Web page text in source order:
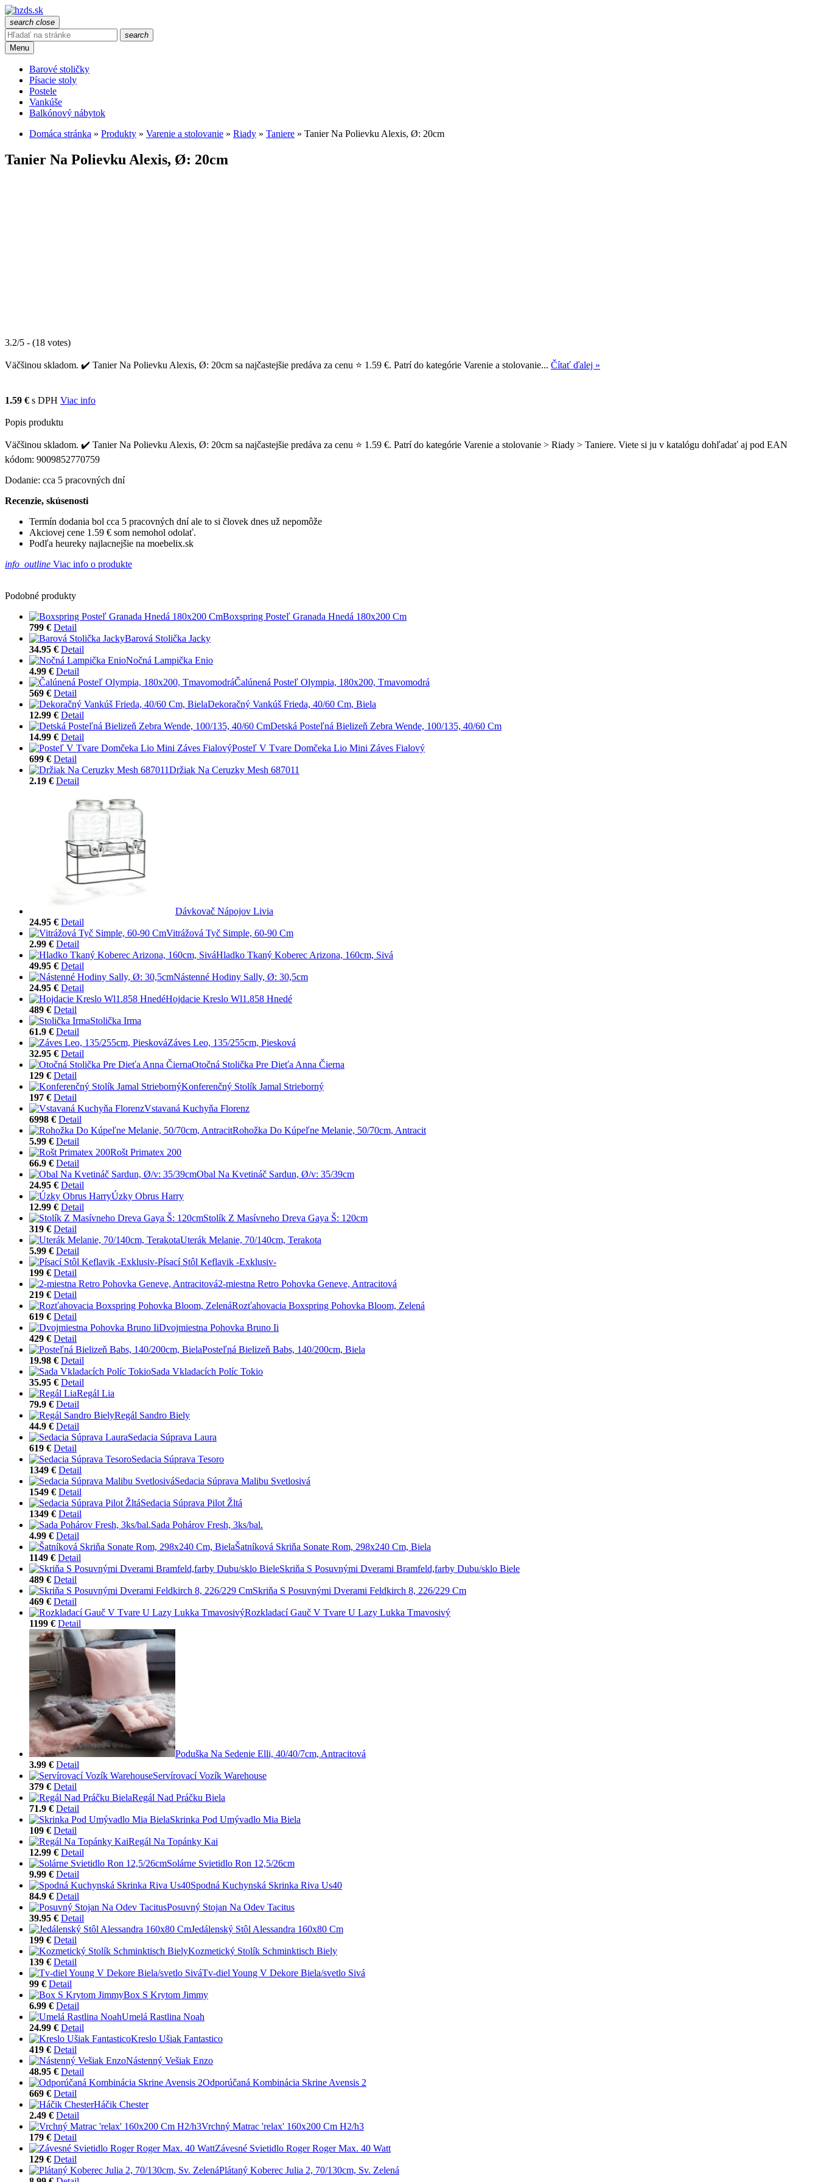
search close
search
Menu
Barové stoličky
Písacie stoly
Postele
Vankúše
Balkónový nábytok
Domáca stránka » Produkty » Varenie a stolovanie » Riady » Taniere » Tanier Na Polievku Alexis, Ø: 20cm
Tanier Na Polievku Alexis, Ø: 20cm
3.2/5 - (18 votes)
Väčšinou skladom. ✔️ Tanier Na Polievku Alexis, Ø: 20cm sa najčastejšie predáva za cenu ⭐ 1.59 €. Patrí do kategórie Varenie a stolovanie... Čítať ďalej »
1.59 € s DPH Viac info
Popis produktu
Väčšinou skladom. ✔️ Tanier Na Polievku Alexis, Ø: 20cm sa najčastejšie predáva za cenu ⭐ 1.59 €. Patrí do kategórie Varenie a stolovanie > Riady > Taniere. Viete si ju v katalógu dohľadať aj pod EAN
kódom: 9009852770759
Dodanie: cca 5 pracovných dní
Recenzie, skúsenosti
Termín dodania bol cca 5 pracovných dní ale to si človek dnes už nepomôže
Akciovej cene 1.59 € som nemohol odolať.
Podľa heureky najlacnejšie na moebelix.sk
info_outline Viac info o produkte
Podobné produkty
Boxspring Posteľ Granada Hnedá 180x200 Cm
799 € Detail
Barová Stolička Jacky
34.95 € Detail
Nočná Lampička Enio
4.99 € Detail
Čalúnená Posteľ Olympia, 180x200, Tmavomodrá
569 € Detail
Dekoračný Vankúš Frieda, 40/60 Cm, Biela
12.99 € Detail
Detská Posteľná Bielizeň Zebra Wende, 100/135, 40/60 Cm
14.99 € Detail
Posteľ V Tvare Domčeka Lio Mini Záves Fialový
699 € Detail
Držiak Na Ceruzky Mesh 687011
2.19 € Detail
Dávkovač Nápojov Livia
24.95 € Detail
Vitrážová Tyč Simple, 60-90 Cm
2.99 € Detail
Hladko Tkaný Koberec Arizona, 160cm, Sivá
49.95 € Detail
Nástenné Hodiny Sally, Ø: 30,5cm
24.95 € Detail
Hojdacie Kreslo Wl1.858 Hnedé
489 € Detail
Stolička Irma
61.9 € Detail
Záves Leo, 135/255cm, Piesková
32.95 € Detail
Otočná Stolička Pre Dieťa Anna Čierna
129 € Detail
Konferenčný Stolík Jamal Strieborný
197 € Detail
Vstavaná Kuchyňa Florenz
6998 € Detail
Rohožka Do Kúpeľne Melanie, 50/70cm, Antracit
5.99 € Detail
Rošt Primatex 200
66.9 € Detail
Obal Na Kvetináč Sardun, Ø/v: 35/39cm
24.95 € Detail
Úzky Obrus Harry
12.99 € Detail
Stolík Z Masívneho Dreva Gaya Š: 120cm
319 € Detail
Uterák Melanie, 70/140cm, Terakota
5.99 € Detail
Písací Stôl Keflavik -Exklusiv-
199 € Detail
2-miestna Retro Pohovka Geneve, Antracitová
219 € Detail
Rozťahovacia Boxspring Pohovka Bloom, Zelená
619 € Detail
Dvojmiestna Pohovka Bruno Ii
429 € Detail
Posteľná Bielizeň Babs, 140/200cm, Biela
19.98 € Detail
Sada Vkladacích Políc Tokio
35.95 € Detail
Regál Lia
79.9 € Detail
Regál Sandro Biely
44.9 € Detail
Sedacia Súprava Laura
619 € Detail
Sedacia Súprava Tesoro
1349 € Detail
Sedacia Súprava Malibu Svetlosivá
1549 € Detail
Sedacia Súprava Pilot Žltá
1349 € Detail
Sada Pohárov Fresh, 3ks/bal.
4.99 € Detail
Šatníková Skriňa Sonate Rom, 298x240 Cm, Biela
1149 € Detail
Skriňa S Posuvnými Dverami Bramfeld,farby Dubu/sklo Biele
489 € Detail
Skriňa S Posuvnými Dverami Feldkirch 8, 226/229 Cm
469 € Detail
Rozkladací Gauč V Tvare U Lazy Lukka Tmavosivý
1199 € Detail
Poduška Na Sedenie Elli, 40/40/7cm, Antracitová
3.99 € Detail
Servírovací Vozík Warehouse
379 € Detail
Regál Nad Práčku Biela
71.9 € Detail
Skrinka Pod Umývadlo Mia Biela
109 € Detail
Regál Na Topánky Kai
12.99 € Detail
Solárne Svietidlo Ron 12,5/26cm
9.99 € Detail
Spodná Kuchynská Skrinka Riva Us40
84.9 € Detail
Posuvný Stojan Na Odev Tacitus
39.95 € Detail
Jedálenský Stôl Alessandra 160x80 Cm
199 € Detail
Kozmetický Stolík Schminktisch Biely
139 € Detail
Tv-diel Young V Dekore Biela/svetlo Sivá
99 € Detail
Box S Krytom Jimmy
6.99 € Detail
Umelá Rastlina Noah
24.99 € Detail
Kreslo Ušiak Fantastico
419 € Detail
Nástenný Vešiak Enzo
48.95 € Detail
Odporúčaná Kombinácia Skrine Avensis 2
669 € Detail
Háčik Chester
2.49 € Detail
Vrchný Matrac 'relax' 160x200 Cm H2/h3
179 € Detail
Závesné Svietidlo Roger Roger Max. 40 Watt
129 € Detail
Plátaný Koberec Julia 2, 70/130cm, Sv. Zelená